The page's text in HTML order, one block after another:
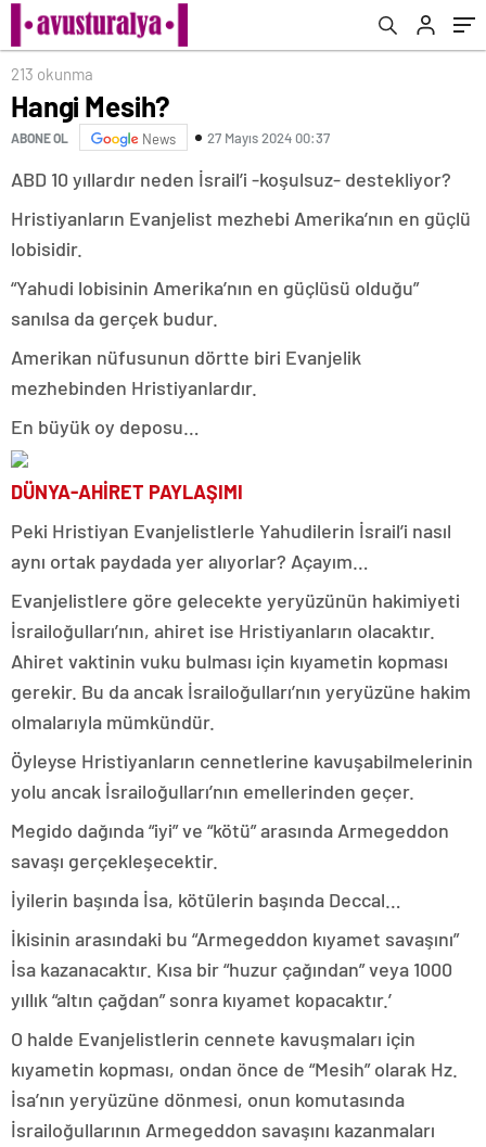
213 okunma
Hangi Mesih?
ABONE OL News 27 Mayıs 2024 00:37
ABD 10 yıllardır neden İsrail’i -koşulsuz- destekliyor?
Hristiyanların Evanjelist mezhebi Amerika’nın en güçlü
lobisidir.
“Yahudi lobisinin Amerika’nın en güçlüsü olduğu”
sanılsa da gerçek budur.
Amerikan nüfusunun dörtte biri Evanjelik
mezhebinden Hristiyanlardır.
En büyük oy deposu…
DÜNYA-AHİRET PAYLAŞIMI
Peki Hristiyan Evanjelistlerle Yahudilerin İsrail’i nasıl
aynı ortak paydada yer alıyorlar? Açayım…
Evanjelistlere göre gelecekte yeryüzünün hakimiyeti
İsrailoğulları’nın, ahiret ise Hristiyanların olacaktır.
Ahiret vaktinin vuku bulması için kıyametin kopması
gerekir. Bu da ancak İsrailoğulları’nın yeryüzüne hakim
olmalarıyla mümkündür.
Öyleyse Hristiyanların cennetlerine kavuşabilmelerinin
yolu ancak İsrailoğulları’nın emellerinden geçer.
Megido dağında “iyi” ve “kötü” arasında Armegeddon
savaşı gerçekleşecektir.
İyilerin başında İsa, kötülerin başında Deccal…
İkisinin arasındaki bu “Armegeddon kıyamet savaşını”
İsa kazanacaktır. Kısa bir “huzur çağından” veya 1000
yıllık “altın çağdan” sonra kıyamet kopacaktır.’
O halde Evanjelistlerin cennete kavuşmaları için
kıyametin kopması, ondan önce de “Mesih” olarak Hz.
İsa’nın yeryüzüne dönmesi, onun komutasında
İsrailoğullarının Armegeddon savaşını kazanmaları